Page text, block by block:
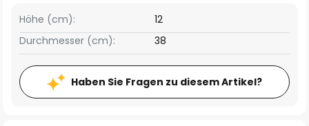
Höhe (cm):
12
Durchmesser (cm):
38
Haben Sie Fragen zu diesem Artikel?